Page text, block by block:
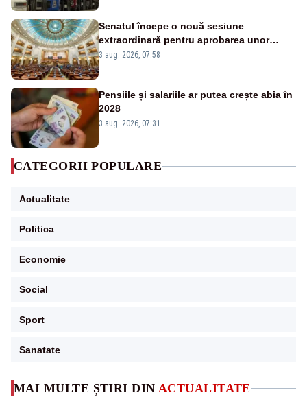
MAI MULTE ȘTIRI DIN ACTUALITATE
Senatul începe o nouă sesiune
extraordinară pentru aprobarea unor
jaloane din PNRR
3 aug. 2026, 07:58
Pensiile și salariile ar putea crește abia în
2028
3 aug. 2026, 07:31
CATEGORII POPULARE
Actualitate
Politica
Economie
Social
Sport
Sanatate